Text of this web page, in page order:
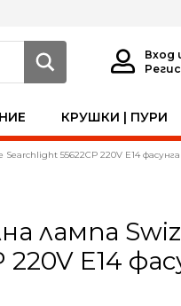
КРУШКИ | ПУРИ
Вход
55622CP 220V E14
лампа
220V E14